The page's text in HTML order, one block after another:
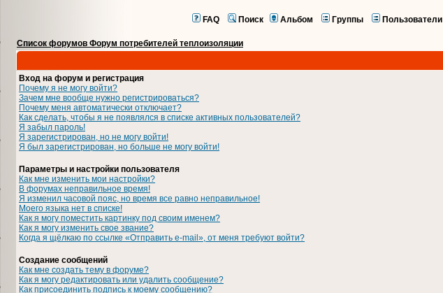
FAQ Поиск Альбом Группы Пользователи
Список форумов Форум потребителей теплоизоляции
Вход на форум и регистрация
Почему я не могу войти?
Зачем мне вообще нужно регистрироваться?
Почему меня автоматически отключает?
Как сделать, чтобы я не появлялся в списке активных пользователей?
Я забыл пароль!
Я зарегистрирован, но не могу войти!
Я был зарегистрирован, но больше не могу войти!
Параметры и настройки пользователя
Как мне изменить мои настройки?
В форумах неправильное время!
Я изменил часовой пояс, но время все равно неправильное!
Моего языка нет в списке!
Как я могу поместить картинку под своим именем?
Как я могу изменить свое звание?
Когда я щёлкаю по ссылке «Отправить e-mail», от меня требуют войти?
Создание сообщений
Как мне создать тему в форуме?
Как я могу редактировать или удалить сообщение?
Как присоединить подпись к моему сообщению?